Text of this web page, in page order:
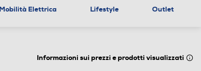
Mobilità Elettrica Lifestyle Outlet
Informazioni sui prezzi e prodotti visualizzati